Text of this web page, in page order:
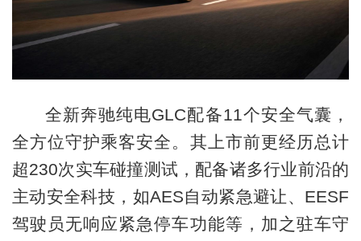
全新奔驰纯电GLC配备11个安全气囊，
全方位守护乘客安全。其上市前更经历总计
超230次实车碰撞测试，配备诸多行业前沿的
主动安全科技，如AES自动紧急避让、EESF
驾驶员无响应紧急停车功能等，加之驻车守